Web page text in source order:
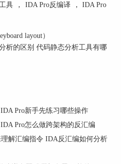
你想修改的函数，右键
的菜单中选择"Edit
你认为有多余的参数，可
它们。
，IDA会立即更新反编
具 ， IDA Pro反编译 ，
IDA Pro
layout）
析的区别 代码静态分析工具有哪
Pro新手先练习哪些操作
Pro怎么做跨架构的反汇编
解汇编指令 IDA反汇编如何分析